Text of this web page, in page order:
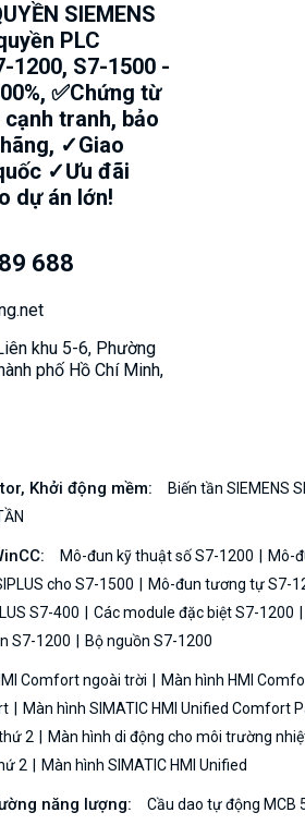
SIEMENS
PLC
1200, S7-1500 -
✅Chứng từ
cạnh tranh, bảo
✓Giao
✓Ưu đãi
dự án lớn!
688
khu 5-6, Phường
phố Hồ Chí Minh,
Khởi động mềm: Biến tần SIEMENS
Mô-đun kỹ thuật số S7-1200 Mô-
cho S7-1500 Mô-đun tương tự S7-
S7-400 Các module đặc biệt S7-1200
S7-1200 Bộ nguồn S7-1200
Comfort ngoài trời Màn hình HMI
Màn hình SIMATIC HMI Unified Comfort
2 Màn hình di động cho môi trường
2 Màn hình SIMATIC HMI Unified
năng lượng: Cầu dao tự động MCB